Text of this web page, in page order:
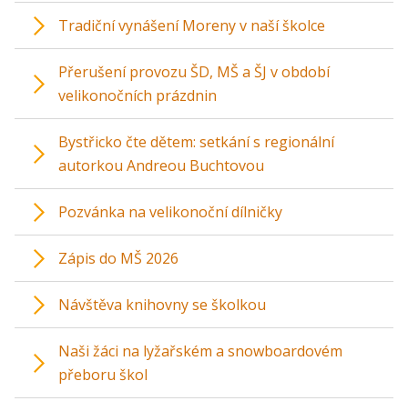
Tradiční vynášení Moreny v naší školce
Přerušení provozu ŠD, MŠ a ŠJ v období
velikonočních prázdnin
Bystřicko čte dětem: setkání s regionální
autorkou Andreou Buchtovou
Pozvánka na velikonoční dílničky
Zápis do MŠ 2026
Návštěva knihovny se školkou
Naši žáci na lyžařském a snowboardovém
přeboru škol